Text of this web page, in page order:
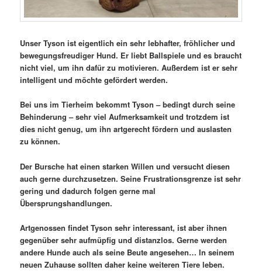
Unser Tyson ist eigentlich ein sehr lebhafter, fröhlicher und
bewegungsfreudiger Hund. Er liebt Ballspiele und es braucht
nicht viel, um ihn dafür zu motivieren. Außerdem ist er sehr
intelligent und möchte gefördert werden.
Bei uns im Tierheim bekommt Tyson – bedingt durch seine
Behinderung – sehr viel Aufmerksamkeit und trotzdem ist
dies nicht genug, um ihn artgerecht fördern und auslasten
zu können.
Der Bursche hat einen starken Willen und versucht diesen
auch gerne durchzusetzen. Seine Frustrationsgrenze ist sehr
gering und dadurch folgen gerne mal
Übersprungshandlungen.
Artgenossen findet Tyson sehr interessant, ist aber ihnen
gegenüber sehr aufmüpfig und distanzlos. Gerne werden
andere Hunde auch als seine Beute angesehen… In seinem
neuen Zuhause sollten daher keine weiteren Tiere leben.